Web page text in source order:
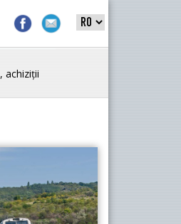
achiziții